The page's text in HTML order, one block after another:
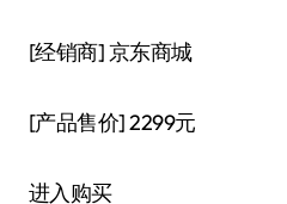
[经销商]京东商城
[产品售价]2299元
进入购买